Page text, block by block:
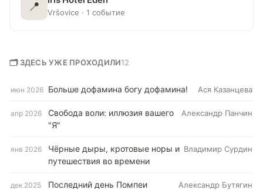
📍 Vršovice · 1 событие
🗂 ЗДЕСЬ УЖЕ ПРОХОДИЛИ12
июн 2026 Больше дофамина богу дофамина! Ася Казанцева
апр 2026
Свобода воли: иллюзия вашего
"Я"
Александр Панчин
янв 2026
Чёрные дыры, кротовые норы и
путешествия во времени
Владимир Сурдин
дек 2025 Последний день Помпеи Александр Бутягин